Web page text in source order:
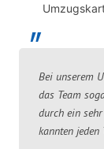
Bei unserem
das Team
durch ein
kannten